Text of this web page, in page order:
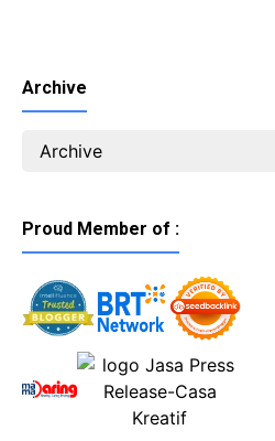
Archive
Proud Member of :